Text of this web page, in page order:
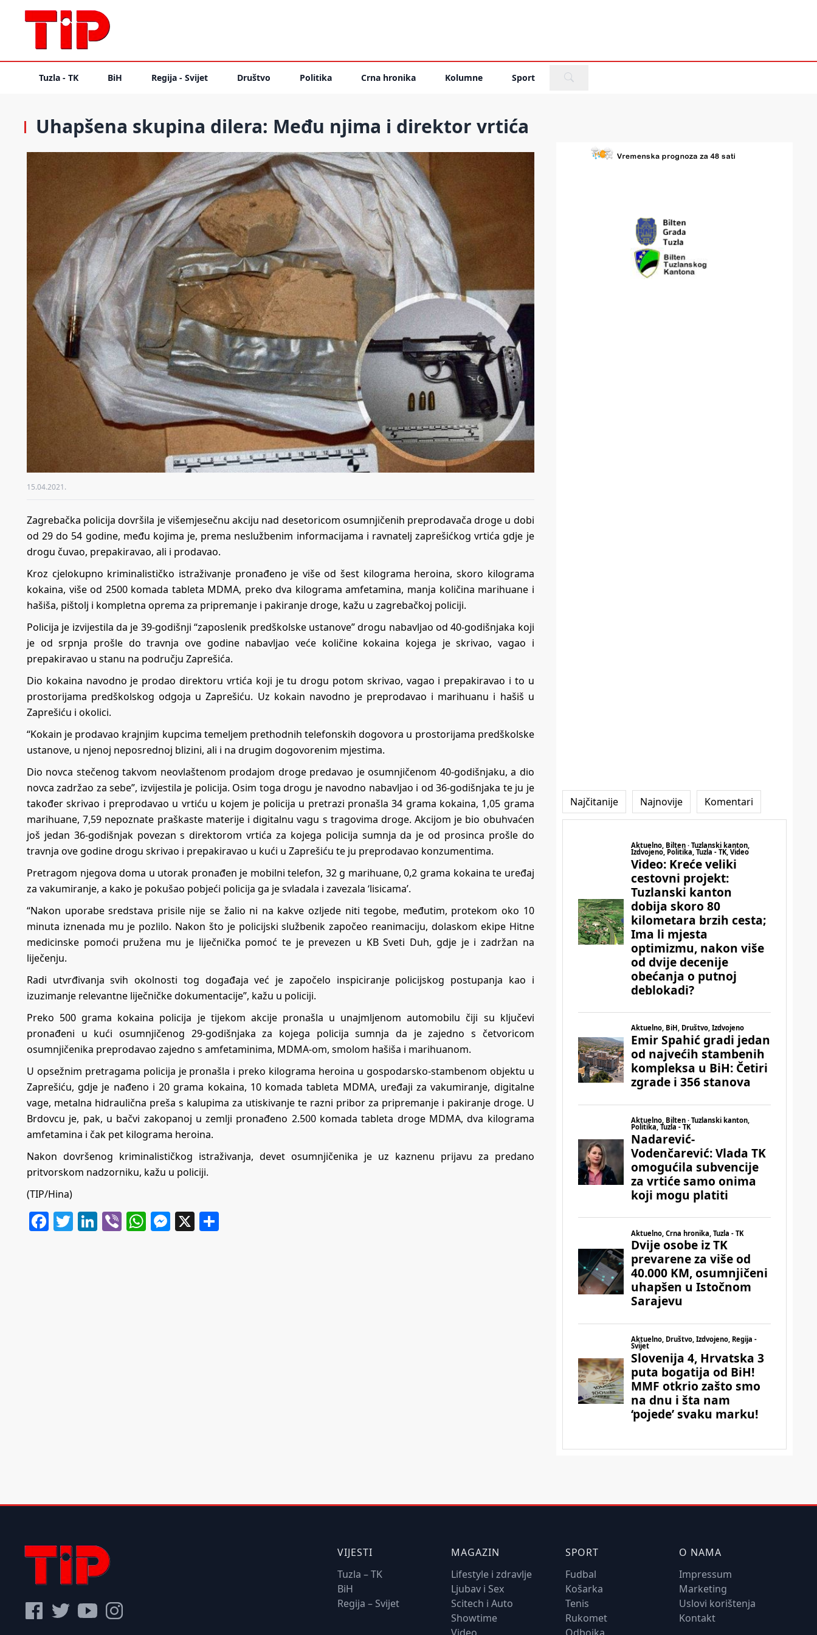
Tuzla - TK BiH Regija - Svijet Društvo Politika Crna hronika Kolumne Sport
Uhapšena skupina dilera: Među njima i direktor vrtića
15.04.2021.
Zagrebačka policija dovršila je višemjesečnu akciju nad desetoricom osumnjičenih preprodavača droge u dobi
od 29 do 54 godine, među kojima je, prema neslužbenim informacijama i ravnatelj zaprešićkog vrtića gdje je
drogu čuvao, prepakiravao, ali i prodavao.
Kroz cjelokupno kriminalističko istraživanje pronađeno je više od šest kilograma heroina, skoro kilograma
kokaina, više od 2500 komada tableta MDMA, preko dva kilograma amfetamina, manja količina marihuane i
hašiša, pištolj i kompletna oprema za pripremanje i pakiranje droge, kažu u zagrebačkoj policiji.
Policija je izvijestila da je 39-godišnji “zaposlenik predškolske ustanove” drogu nabavljao od 40-godišnjaka koji
je od srpnja prošle do travnja ove godine nabavljao veće količine kokaina kojega je skrivao, vagao i
prepakiravao u stanu na području Zaprešića.
Dio kokaina navodno je prodao direktoru vrtića koji je tu drogu potom skrivao, vagao i prepakiravao i to u
prostorijama predškolskog odgoja u Zaprešiću. Uz kokain navodno je preprodavao i marihuanu i hašiš u
Zaprešiću i okolici.
“Kokain je prodavao krajnjim kupcima temeljem prethodnih telefonskih dogovora u prostorijama predškolske
ustanove, u njenoj neposrednoj blizini, ali i na drugim dogovorenim mjestima.
Dio novca stečenog takvom neovlaštenom prodajom droge predavao je osumnjičenom 40-godišnjaku, a dio
novca zadržao za sebe”, izvijestila je policija. Osim toga drogu je navodno nabavljao i od 36-godišnjaka te ju je
također skrivao i preprodavao u vrtiću u kojem je policija u pretrazi pronašla 34 grama kokaina, 1,05 grama
marihuane, 7,59 nepoznate praškaste materije i digitalnu vagu s tragovima droge. Akcijom je bio obuhvaćen
još jedan 36-godišnjak povezan s direktorom vrtića za kojega policija sumnja da je od prosinca prošle do
travnja ove godine drogu skrivao i prepakiravao u kući u Zaprešiću te ju preprodavao konzumentima.
Pretragom njegova doma u utorak pronađen je mobilni telefon, 32 g marihuane, 0,2 grama kokaina te uređaj
za vakumiranje, a kako je pokušao pobjeći policija ga je svladala i zavezala ‘lisicama’.
“Nakon uporabe sredstava prisile nije se žalio ni na kakve ozljede niti tegobe, međutim, protekom oko 10
minuta iznenada mu je pozlilo. Nakon što je policijski službenik započeo reanimaciju, dolaskom ekipe Hitne
medicinske pomoći pružena mu je liječnička pomoć te je prevezen u KB Sveti Duh, gdje je i zadržan na
liječenju.
Radi utvrđivanja svih okolnosti tog događaja već je započelo inspiciranje policijskog postupanja kao i
izuzimanje relevantne liječničke dokumentacije”, kažu u policiji.
Preko 500 grama kokaina policija je tijekom akcije pronašla u unajmljenom automobilu čiji su ključevi
pronađeni u kući osumnjičenog 29-godišnjaka za kojega policija sumnja da je zajedno s četvoricom
osumnjičenika preprodavao zajedno s amfetaminima, MDMA-om, smolom hašiša i marihuanom.
U opsežnim pretragama policija je pronašla i preko kilograma heroina u gospodarsko-stambenom objektu u
Zaprešiću, gdje je nađeno i 20 grama kokaina, 10 komada tableta MDMA, uređaji za vakumiranje, digitalne
vage, metalna hidraulična preša s kalupima za utiskivanje te razni pribor za pripremanje i pakiranje droge. U
Brdovcu je, pak, u bačvi zakopanoj u zemlji pronađeno 2.500 komada tableta droge MDMA, dva kilograma
amfetamina i čak pet kilograma heroina.
Nakon dovršenog kriminalističkog istraživanja, devet osumnjičenika je uz kaznenu prijavu za predano
pritvorskom nadzorniku, kažu u policiji.
(TIP/Hina)
Facebook
Twitter
LinkedIn
ViberWhatsApp
Messenger
X
Najčitanije Najnovije Komentari
VIJESTI
Tuzla – TK
BiH
Regija – Svijet
MAGAZIN
Lifestyle i zdravlje
Ljubav i Sex
Scitech i Auto
Showtime
Video
SPORT
Fudbal
Košarka
Tenis
Rukomet
Odbojka
O NAMA
Impressum
Marketing
Uslovi korištenja
Kontakt